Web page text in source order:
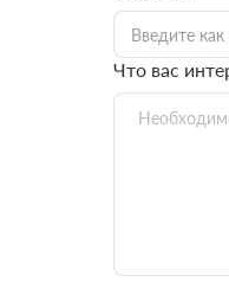
Что вас